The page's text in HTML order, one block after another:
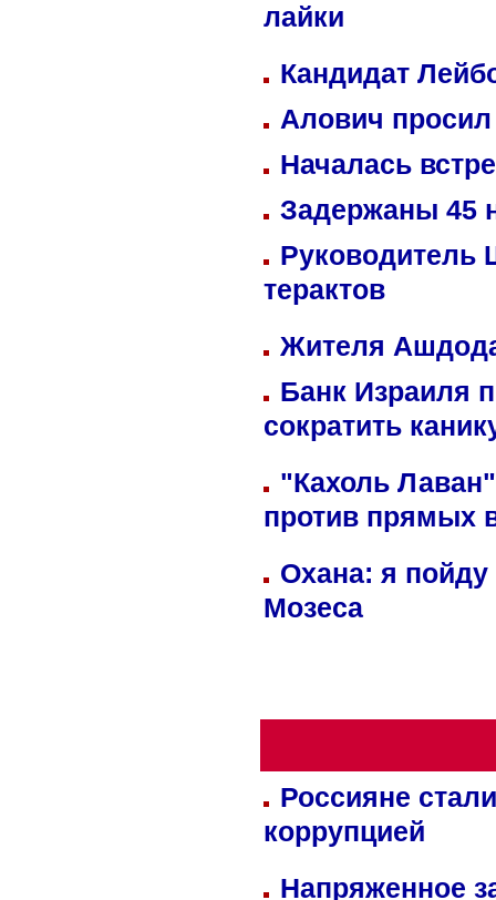
лайки
Кандидат
Алович просил
Началась
Задержаны 45
Руководитель
терактов
Жителя
Банк Израиля
сократить
"Кахоль
против прямых
Охана: я пойду
Мозеса
Россияне
коррупцией
Напряженное